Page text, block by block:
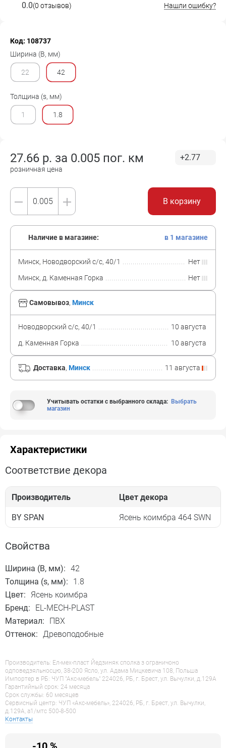
0.0(0 отзывов) Нашли ошибку?
Код: 108737
Ширина (B, мм)
22 42
Толщина (s, мм)
1 1.8
27.66 р. за 0.005 пог. км
розничная цена
+2.77
В корзину
Самовывоз, Минск
Новодворский с/с, 40/1
10 августа
д. Каменная Горка
10 августа
Доставка, Минск 11 августа
Наличие в магазине: в 1 магазине
Минск, Новодворский с/с, 40/1
Нет
Минск, д. Каменная Горка
Нет
Учитывать остатки с выбранного склада: Выбрать
магазин
Характеристики
Соответствие декора
Производитель Цвет декора
BY SPAN Ясень коимбра 464 SWN
Свойства
Ширина (B, мм): 42
Толщина (s, мм):
1.8
Цвет:
Ясень коимбра
Бренд:
EL-MECH-PLAST
Материал:
ПВХ
Оттенок: Древоподобные
Производитель: Ел-мех-пласт Йедзиняк сполка з ограничоно
одповедзяльносцю, 38-200 Ясло, ул. Адама Мицкевича 108, Польша
Импортер в РБ: ЧУП "Акс-мебель" 224026, РБ, г. Брест, ул. Вычулки, д.129А
Гарантийный срок: 24 месяца
Срок службы: 60 месяцев
Сервисный центр: ЧУП «Акс-мебель», 224026, РБ, г. Брест, ул. Вычулки,
д.129А, a1/мтс 500-8-500
Контакты